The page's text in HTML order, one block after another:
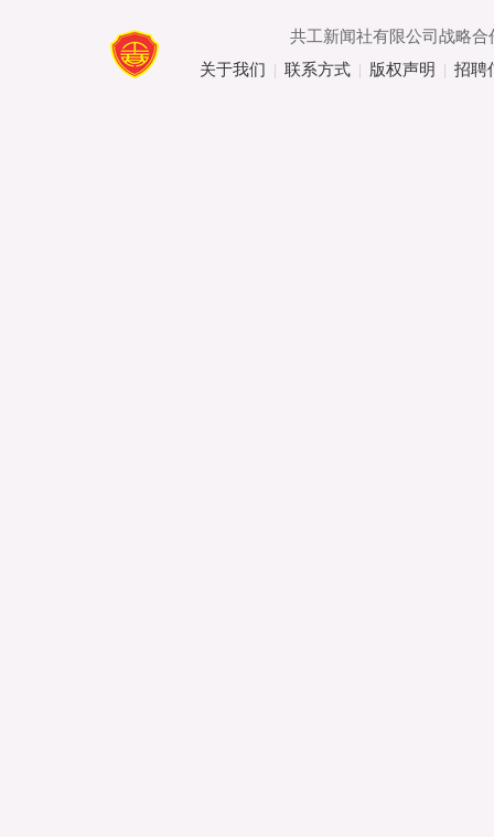
共工新闻社有限公司战略
关于我们 | 联系方式 | 版权声明 | 招聘